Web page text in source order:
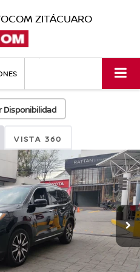
ZITÁCUARO
Disponibilidad
VISTA 360